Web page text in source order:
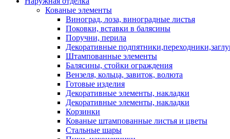
Кованые элементы
Виноград, лоза, виноградные листья
Поковки, вставки в балясины
Поручни, перила
Декоративные
Штампованные элементы
Балясины, стойки ограждения
Вензеля, кольца, завиток, волюта
Готовые изделия
Декоративные элементы, накладки
Декоративные элементы, накладки
Корзинки
Кованые штампованные листья и цветы
Стальные шары